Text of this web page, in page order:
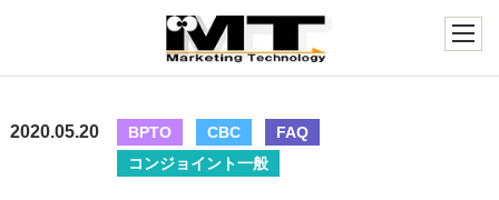
2020.05.20 BPTO CBC
FAQ
コンジョイント一般